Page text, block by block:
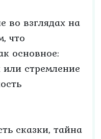
во взглядах на
что
основное:
стремление
сказки, тайна